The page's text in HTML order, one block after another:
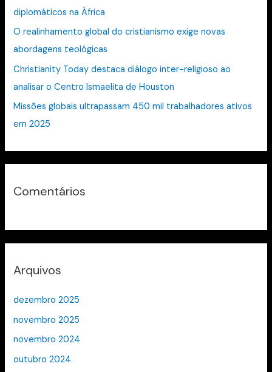
p
o
r
:
diplomáticos na África
O realinhamento global do cristianismo exige novas
abordagens teológicas
Christianity Today destaca diálogo inter-religioso ao
analisar o Centro Ismaelita de Houston
Missões globais ultrapassam 450 mil trabalhadores ativos
em 2025
Comentários
Arquivos
dezembro 2025
novembro 2025
novembro 2024
outubro 2024